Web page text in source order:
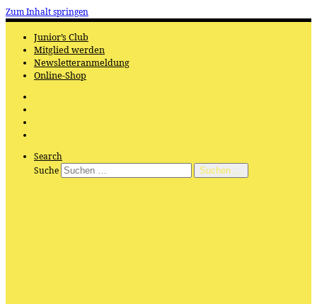
Zum Inhalt springen
Junior’s Club
Mitglied werden
Newsletteranmeldung
Online-Shop
Search
Suche
Suchen …